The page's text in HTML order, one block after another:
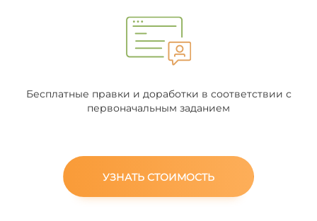
Бесплатные правки и доработки в соответствии с
первоначальным заданием
УЗНАТЬ СТОИМОСТЬ